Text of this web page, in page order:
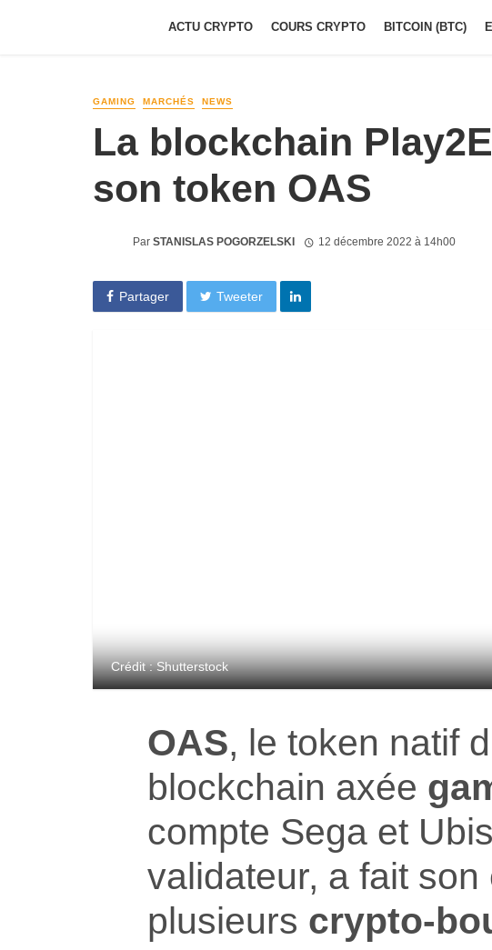
ACTU CRYPTO COURS CRYPTO BITCOIN (BTC)
GAMING MARCHÉS NEWS
La blockchain
son token OAS
Par STANISLAS POGORZELSKI 12 décembre 2022 à 14h00
Partager Tweeter
Crédit : Shutterstock
OAS, le token natif
blockchain axée
compte Sega et
validateur, a fait son
plusieurs crypto-